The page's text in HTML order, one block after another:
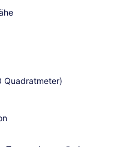
Quadratmeter)